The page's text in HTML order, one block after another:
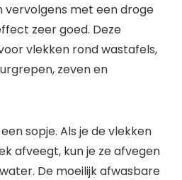
vervolgens met een droge
zeer goed. Deze
vlekken rond wastafels,
zeven en
sopje. Als je de vlekken
afveegt, kun je ze afvegen
De moeilijk afwasbare